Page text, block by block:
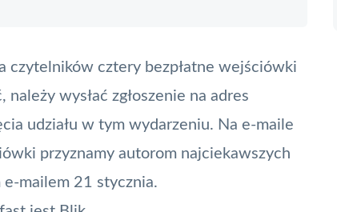
czytelników cztery bezpłatne wejściówki
wysłać zgłoszenie na adres
udziału w tym wydarzeniu. Na e-maile
przyznamy autorom najciekawszych
mailem 21 stycznia.